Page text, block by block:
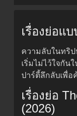
เรื่องย่อแ
ความลับในทริ
เริ่มไม่ไว้ใจกัน
ปาร์ตี้ลึกลับเพื่
เรื่องย่อ
(2026)